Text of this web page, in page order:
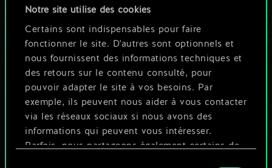
Notre site utilise des cookies
Certains sont indispensables pour faire
fonctionner le site. D'autres sont optionnels et
nous fournissent des informations techniques et
des retours sur le contenu consulté, pour
pouvoir adapter le site à vos besoins. Par
exemple, ils peuvent nous aider à vous contacter
via les réseaux sociaux si nous avons des
informations qui peuvent vous intéresser.
Parfois, nous partageons également certains de
Mais cela peut être
tellement plus !
Nommer ce jeu et créer un guide